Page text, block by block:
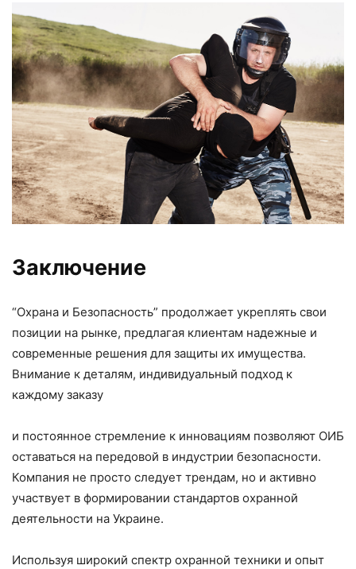
Заключение
“Охрана и Безопасность” продолжает укреплять свои
позиции на рынке, предлагая клиентам надежные и
современные решения для защиты их имущества.
Внимание к деталям, индивидуальный подход к
каждому заказу
и постоянное стремление к инновациям позволяют ОИБ
оставаться на передовой в индустрии безопасности.
Компания не просто следует трендам, но и активно
участвует в формировании стандартов охранной
деятельности на Украине.
Используя широкий спектр охранной техники и опыт